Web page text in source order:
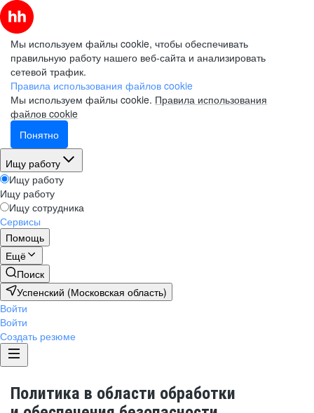
Мы используем файлы cookie, чтобы обеспечивать
правильную работу нашего веб-сайта и анализировать
сетевой трафик.
Правила использования файлов cookie
Мы используем файлы cookie. Правила использования
файлов cookie
Понятно
Ищу работу
Ищу работу
Ищу работу
Ищу сотрудника
Сервисы
Помощь
Ещё
Поиск
Успенский (Московская область)
Войти
Войти
Создать резюме
Политика в области обработки